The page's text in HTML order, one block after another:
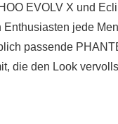
EVOLV X und
Enthusiasten jede
passende
die den Look